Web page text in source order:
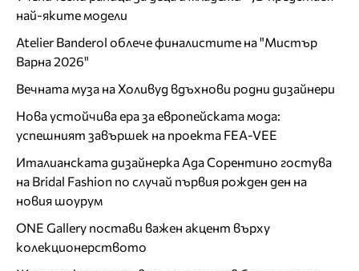
най-яките модели
Atelier Banderol облече финалистите на "Мистър
Варна 2026"
Вечната муза на Холивуд вдъхнови родни дизайнери
Нова устойчива ера за европейската мода:
успешният завършек на проекта FEA-VEE
Италианската дизайнерка Ада Сорентино гостува
на Bridal Fashion по случай първия рожден ден на
новия шоурум
ONE Gallery постави важен акцент върху
колекционерството